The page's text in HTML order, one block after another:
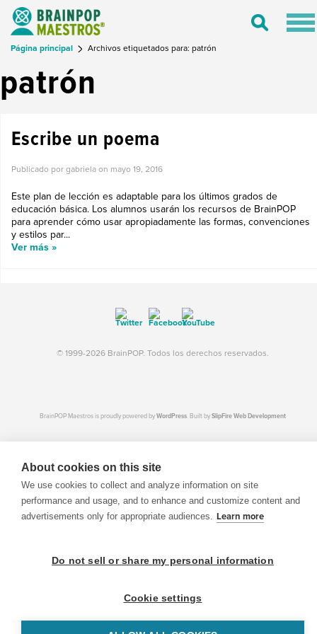
Toggle
Página principal Archivos etiquetados para: patrón
patrón
Escribe un poema
Publicado por gabriela on mayo 19, 2016
Este plan de lección es adaptable para los últimos grados de
educación básica. Los alumnos usarán los recursos de BrainPOP
para aprender cómo usar apropiadamente las formas, convenciones
y estilos par...
Ver más »
© 1999-2026 BrainPOP. Todos los derechos reservados.
BrainPOP Maestros is proudly powered byWordPress. Built bySlipFire Web Development
About cookies on this site
We use cookies to collect and analyze information on site
performance and usage, and to enhance and customize content and
advertisements only for appropriate audiences. Learn more
Do not sell or share my personal information
Cookie settings